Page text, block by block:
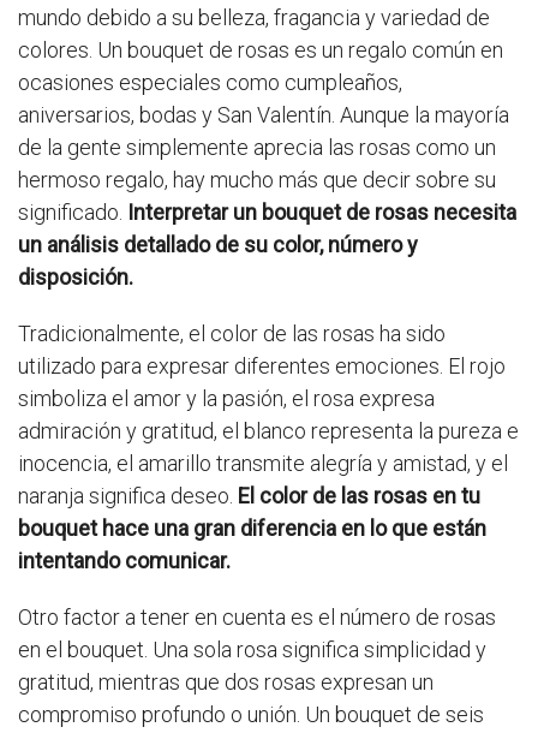
mundo debido a su belleza, fragancia y variedad de
colores. Un bouquet de rosas es un regalo común en
ocasiones especiales como cumpleaños,
aniversarios, bodas y San Valentín. Aunque la mayoría
de la gente simplemente aprecia las rosas como un
hermoso regalo, hay mucho más que decir sobre su
significado. Interpretar un bouquet de rosas necesita
un análisis detallado de su color, número y
disposición.
Tradicionalmente, el color de las rosas ha sido
utilizado para expresar diferentes emociones. El rojo
simboliza el amor y la pasión, el rosa expresa
admiración y gratitud, el blanco representa la pureza e
inocencia, el amarillo transmite alegría y amistad, y el
naranja significa deseo. El color de las rosas en tu
bouquet hace una gran diferencia en lo que están
intentando comunicar.
Otro factor a tener en cuenta es el número de rosas
en el bouquet. Una sola rosa significa simplicidad y
gratitud, mientras que dos rosas expresan un
compromiso profundo o unión. Un bouquet de seis